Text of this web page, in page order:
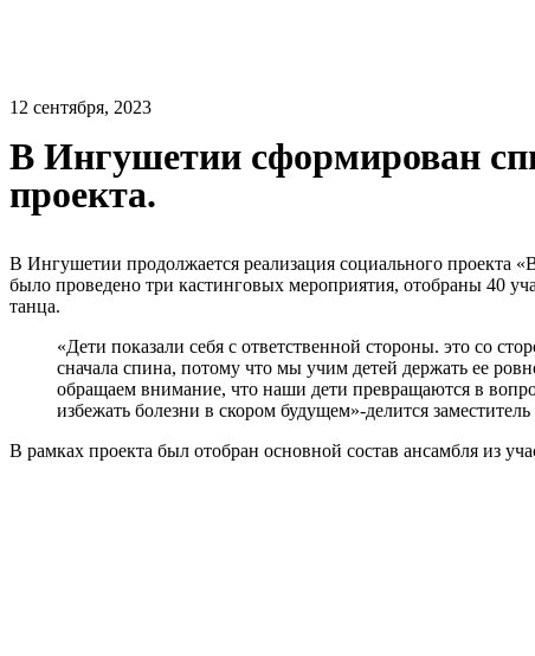
12 сентября, 2023
В Ингушетии сформирован
проекта.
В Ингушетии продолжается реализация социального проекта
было проведено три кастинговых мероприятия, отобраны 40
танца.
«Дети показали себя с ответственной стороны. это со
сначала спина, потому что мы учим детей держать ее
обращаем внимание, что наши дети превращаются в
избежать болезни в скором будущем»-делится
В рамках проекта был отобран основной состав ансамбля из